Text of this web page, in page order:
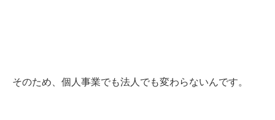
そのため、個人事業でも法人でも変わらないんです。